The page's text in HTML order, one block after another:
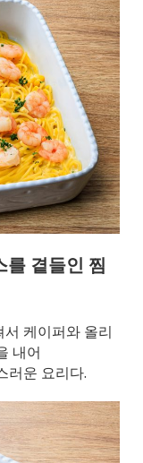
를 곁들인 찜
케이퍼와 올리
내어
러운 요리다.